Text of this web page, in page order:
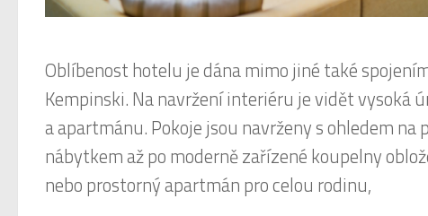
Oblíbenost hotelu je dána mimo jiné také
Kempinski. Na navržení interiéru je vidět vysoká
a apartmánu. Pokoje jsou navrženy s ohledem
nábytkem až po moderně zařízené koupelny
nebo prostorný apartmán pro celou rodinu,